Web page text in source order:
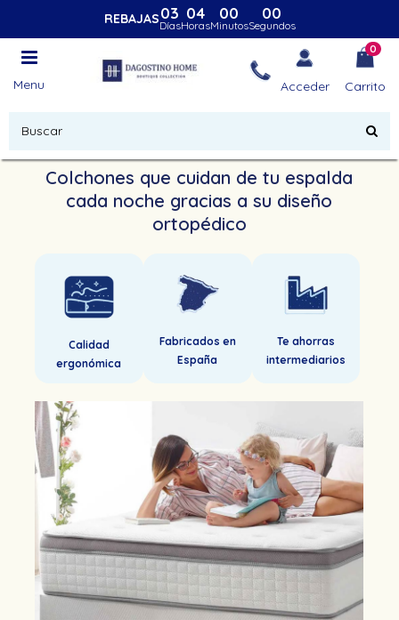
REBAJAS03
Días
04
Horas
00
Minutos
00
Segundos
Menu Acceder
0
Carrito
Colchones que cuidan de tu espalda
cada noche gracias a su diseño
ortopédico
Calidad
ergonómica
Fabricados en
España
Te ahorras
intermediarios